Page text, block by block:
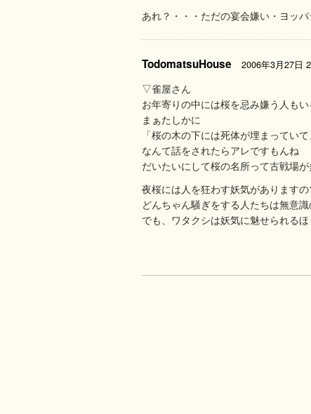
あれ？・・・ただの宴会嫌い・ヨッパ
TodomatsuHouse 2006年3月27日
▽雀屋さん
お年寄りの中には桜を忌み嫌う人も
まぁたしかに
「桜の木の下には死体が埋まってい
なんて話をされたらアレですもんね
だいたいにして桜の名所って古戦場
夜桜には人を狂わす妖気がありますの
どんちゃん騒ぎをする人たちは無意
でも、ワタクシは妖気に魅せられる